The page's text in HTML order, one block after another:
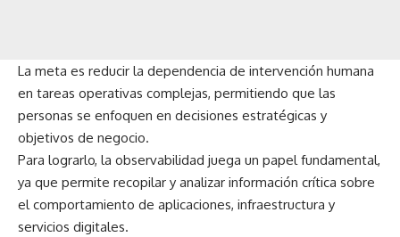
La meta es reducir la dependencia de intervención humana
en tareas operativas complejas, permitiendo que las
personas se enfoquen en decisiones estratégicas y
objetivos de negocio.
Para lograrlo, la observabilidad juega un papel fundamental,
ya que permite recopilar y analizar información crítica sobre
el comportamiento de aplicaciones, infraestructura y
servicios digitales.